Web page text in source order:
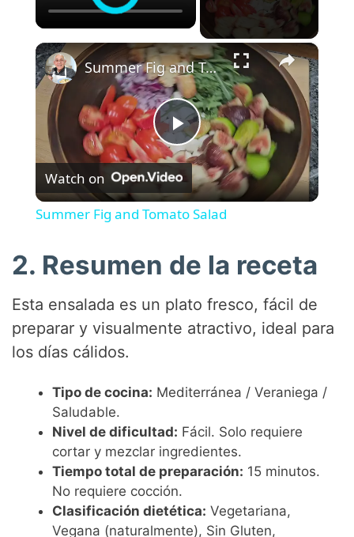
×
P
l
V
i
d
e
o
Summer Fig and Tomato Salad
Watch on
Summer Fig and Tomato Salad
2. Resumen de la receta
Esta ensalada es un plato fresco, fácil de
preparar y visualmente atractivo, ideal para
los días cálidos.
Tipo de cocina: Mediterránea / Veraniega /
Saludable.
Nivel de dificultad: Fácil. Solo requiere
cortar y mezclar ingredientes.
Tiempo total de preparación: 15 minutos.
No requiere cocción.
Clasificación dietética: Vegetariana,
Vegana (naturalmente), Sin Gluten,